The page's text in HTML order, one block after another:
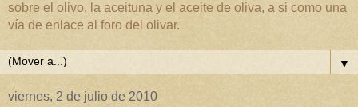
sobre el olivo, la aceituna y el aceite de oliva, a si como una
vía de enlace al foro del olivar.
▼
viernes, 2 de julio de 2010